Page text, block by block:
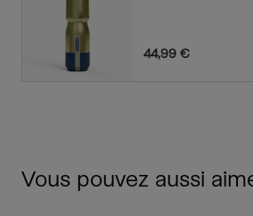
44,99 €
Vous pouvez aussi